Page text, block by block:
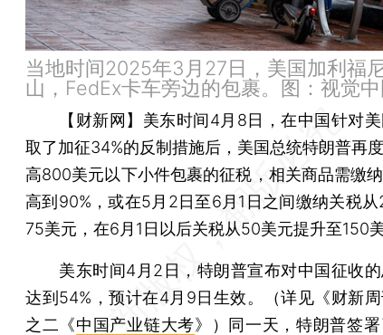
当地时间2025年3月27日，美国加利福
山，FedEx卡车旁边的包裹。图：视觉中
【财新网】 美东时间4月8日，在中国针对
取了加征34%的反制措施后，美国总统特朗普再
高800美元以下小件包裹的征税，相关商品需缴
高到90%，或在5月2日至6月1日之间缴纳关税
75美元，在6月1日以后关税从50美元提升至150美
美东时间4月2日，特朗普宣布对中国征收的
达到54%，预计在4月9日生效。（详见《财新
之二《中国产业链大考》）同一天，特朗普签